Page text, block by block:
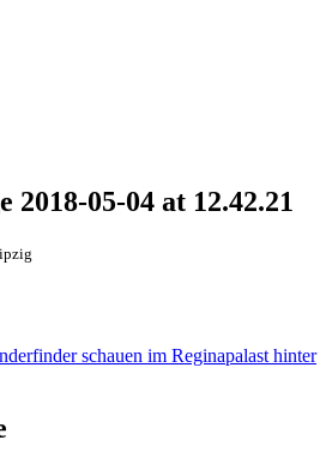
2018-05-04 at 12.42.21
schauen im Reginapalast hinter